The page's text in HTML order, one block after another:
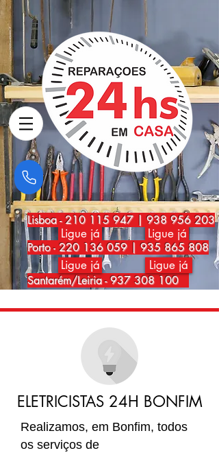
Ligue já Ligue já
Lisboa-210 115 947|938 956 203
Porto- 220 136 059 |935 865 808
Santarém/Leiria -937 308 100
Ligue já Ligue já
ELETRICISTAS 24H BONFIM
Realizamos, em Bonfim, todos
os serviços de